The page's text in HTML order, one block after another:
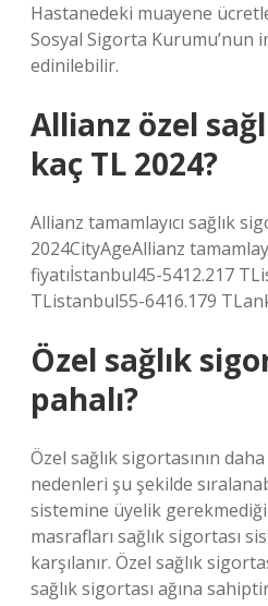
Hastanedeki muayene
Sosyal Sigorta Kurumu’nun
edinilebilir.
Allianz özel
kaç TL 2024?
Allianz tamamlayıcı sağlık
2024CityAgeAllianz
fiyatıİstanbul45-5412.217
TListanbul55-6416.179
Özel sağlık
pahalı?
Özel sağlık sigortasının
nedenleri şu şekilde
sistemine üyelik
masrafları sağlık sigortası
karşılanır. Özel sağlık
sağlık sigortası ağına